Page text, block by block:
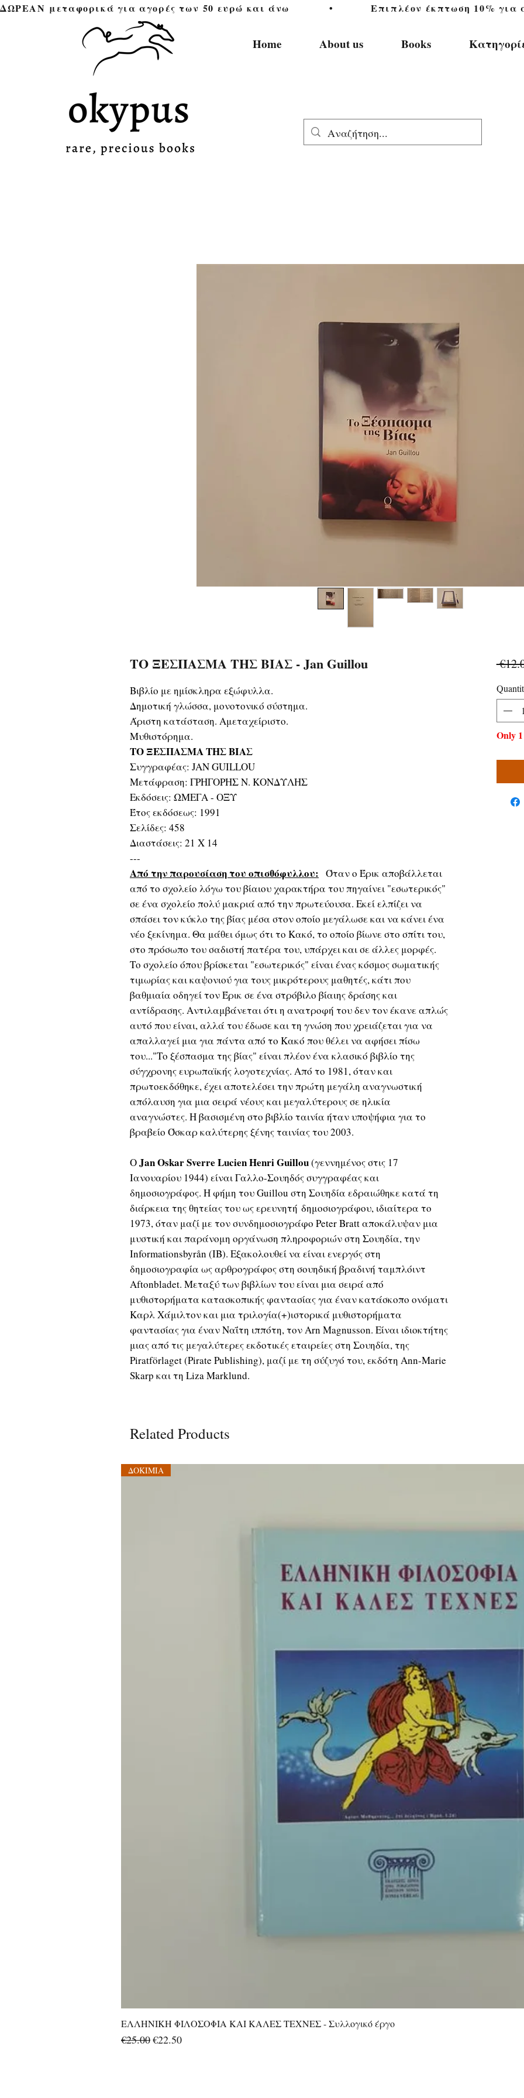
ΔΩΡΕΑΝ μεταφορικά για αγορές των 50 ευρώ και άνω            •           Επιπλέον έκπτωση 10%
Home About us Books
ΤΟ ΞΕΣΠΑΣΜΑ ΤΗΣ ΒΙΑΣ - Jan Guillou
Βιβλίο με ημίσκληρα εξώφυλλα.
Δημοτική γλώσσα, μονοτονικό σύστημα.
Άριστη κατάσταση. Αμεταχείριστο.
Μυθιστόρημα.
ΤΟ ΞΕΣΠΑΣΜΑ ΤΗΣ ΒΙΑΣ
Συγγραφέας: JAN GUILLOU
Μετάφραση: ΓΡΗΓΟΡΗΣ Ν. ΚΟΝΔΥΛΗΣ
Εκδόσεις: ΩΜΕΓΑ - ΟΞΥ
Έτος εκδόσεως: 1991
Σελίδες: 458
Διαστάσεις: 21 Χ 14
---
Από την παρουσίαση του οπισθόφυλλου: Όταν ο Έρικ αποβάλλεται
από το σχολείο λόγω του βίαιου χαρακτήρα του πηγαίνει "εσωτερικός"
σε ένα σχολείο πολύ μακριά από την πρωτεύουσα. Εκεί ελπίζει να
σπάσει τον κύκλο της βίας μέσα στον οποίο μεγάλωσε και να κάνει ένα
νέο ξεκίνημα. Θα μάθει όμως ότι το Κακό, το οποίο βίωνε στο σπίτι του,
στο πρόσωπο του σαδιστή πατέρα του, υπάρχει και σε άλλες μορφές.
Το σχολείο όπου βρίσκεται "εσωτερικός" είναι ένας κόσμος σωματικής
τιμωρίας και καψονιού για τους μικρότερους μαθητές, κάτι που
βαθμιαία οδηγεί τον Έρικ σε ένα στρόβιλο βίαιης δράσης και
αντίδρασης. Αντιλαμβάνεται ότι η ανατροφή του δεν τον έκανε απλώς
αυτό που είναι, αλλά του έδωσε και τη γνώση που χρειάζεται για να
απαλλαγεί μια για πάντα από το Κακό που θέλει να αφήσει πίσω
του..."Το ξέσπασμα της βίας" είναι πλέον ένα κλασικό βιβλίο της
σύγχρονης ευρωπαϊκής λογοτεχνίας. Από το 1981, όταν και
πρωτοεκδόθηκε, έχει αποτελέσει την πρώτη μεγάλη αναγνωστική
απόλαυση για μια σειρά νέους και μεγαλύτερους σε ηλικία
αναγνώστες. Η βασισμένη στο βιβλίο ταινία ήταν υποψήφια για το
βραβείο Όσκαρ καλύτερης ξένης ταινίας του 2003.
ΟJan Oskar Sverre Lucien Henri Guillou(γεννημένος στις 17
Ιανουαρίου 1944) είναι Γαλλο-Σουηδός συγγραφέας και
δημοσιογράφος. Η φήμη του Guillou στη Σουηδία εδραιώθηκε κατά τη
διάρκεια της θητείας του ως ερευνητή δημοσιογράφου, ιδιαίτερα το
1973, όταν μαζί με τον συνδημοσιογράφο Peter Bratt αποκάλυψαν μια
μυστική και παράνομη οργάνωση πληροφοριών στη Σουηδία, την
Informationsbyrån (IB). Εξακολουθεί να είναι ενεργός στη
δημοσιογραφία ως αρθρογράφος στη σουηδική βραδινή ταμπλόιντ
Aftonbladet. Μεταξύ των βιβλίων του είναι μια σειρά από
μυθιστορήματα κατασκοπικής φαντασίας για έναν κατάσκοπο ονόματι
Καρλ Χάμιλτον και μια τριλογία(+)ιστορικά μυθιστορήματα
φαντασίας για έναν Ναΐτη ιππότη, τον Arn Magnusson. Είναι ιδιοκτήτης
μιας από τις μεγαλύτερες εκδοτικές εταιρείες στη Σουηδία, της
Piratförlaget (Pirate Publishing), μαζί με τη σύζυγό του, εκδότη Ann-Marie
Skarp και τη Liza Marklund.
Only
Related Products
Quick View
ΔΟΚΙΜΙΑ
ΕΛΛΗΝΙΚΗ ΦΙΛΟΣΟΦΙΑ ΚΑΙ ΚΑΛΕΣ ΤΕΧΝΕΣ - Συλλογικό έργο
Regular Price
€25.00Sale Price
€22.50